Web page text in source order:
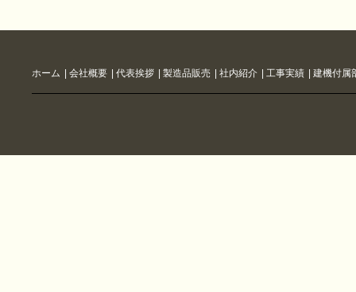
ホーム 会社概要 代表挨拶 製造品販売 社内紹介 工事実績 建機付属